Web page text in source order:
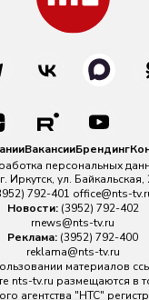
ВакансииБрендинг
персональных
Иркутск, ул.
792-401 office@nts-
Новости: (3952) 792-402
rnews@nts-tv.ru
Реклама: (3952) 792-400
reklama@nts-tv.ru
материалов
nts-tv.ru размещаются в
агентства "НТС"